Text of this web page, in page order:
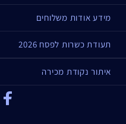
מידע אודות משלוחים
תעודת כשרות לפסח 2026
איתור נקודת מכירה